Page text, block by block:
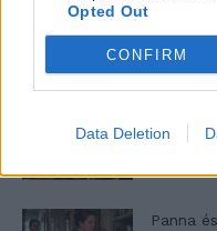
Opted Out
CONFIRM
Data Deletion
Panna